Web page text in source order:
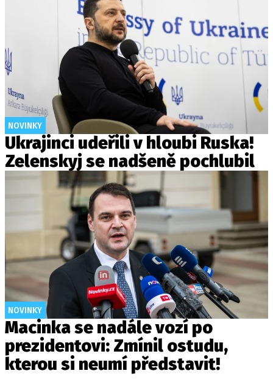
NOVINKY
Ukrajinci udeřili v hloubi Ruska!
Zelenskyj se nadšeně pochlubil
NOVINKY
Macinka se nadále vozí po
prezidentovi: Zmínil ostudu,
kterou si neumí představit!